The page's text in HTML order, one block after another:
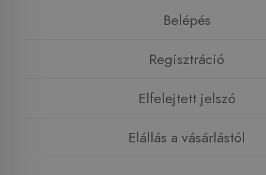
Belépés
Regisztráció
Elfelejtett jelszó
Elállás a vásárlástól